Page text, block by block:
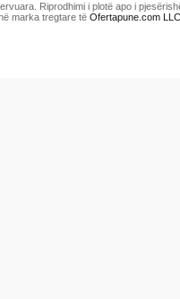
Riprodhimi i plotë apo i
marka tregtare të Ofertapune.com LLC